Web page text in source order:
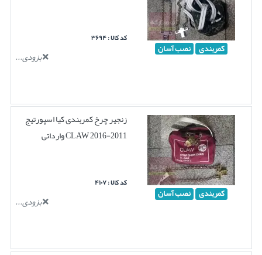
کمربندی نصب آسان
کد کالا : ۳۶۹۴
بزودی...
کمربندی نصب آسان
زنجیر چرخ کمربندی کیا اسپورتیج
2011-2016 CLAW وارداتی
کد کالا : ۴۱۰۷
بزودی...